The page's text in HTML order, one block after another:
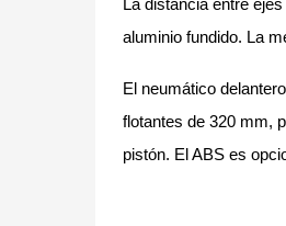
aluminio fundido. La
El neumático
flotantes de 320 mm,
pistón. El ABS es